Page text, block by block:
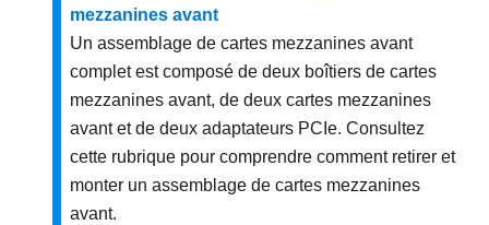
mezzanines avant
Un assemblage de cartes mezzanines avant
complet est composé de deux boîtiers de cartes
mezzanines avant, de deux cartes mezzanines
avant et de deux adaptateurs PCIe. Consultez
cette rubrique pour comprendre comment retirer et
monter un assemblage de cartes mezzanines
avant.